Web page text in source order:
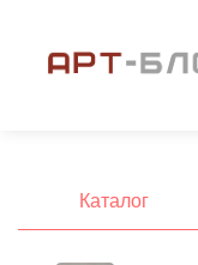
Каталог